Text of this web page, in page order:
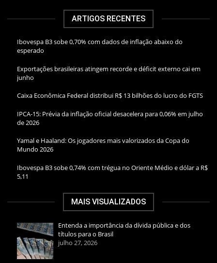
ARTIGOS RECENTES
Ibovespa B3 sobe 0,70% com dados de inflação abaixo do
esperado
Exportações brasileiras atingem recorde e déficit externo cai em
junho
Caixa Econômica Federal distribui R$ 13 bilhões do lucro do FGTS
IPCA-15: Prévia da inflação oficial desacelera para 0,06% em julho
de 2026
Yamal e Haaland: Os jogadores mais valorizados da Copa do
Mundo 2026
Ibovespa B3 sobe 0,74% com trégua no Oriente Médio e dólar a R$
5,11
MAIS VISUALIZADOS
Entenda a importância da dívida pública e dos
títulos para o Brasil
julho 27, 2026